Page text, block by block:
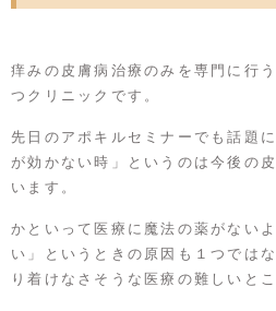
痒みの皮膚病治療のみを専門に行
つクリニックです。
先日の アポキルセミナー でも話題
が効かない時」というのは今後の
います。
かといって医療に魔法の薬がない
い」というときの原因も１つでは
り着けなさそうな医療の難しいと